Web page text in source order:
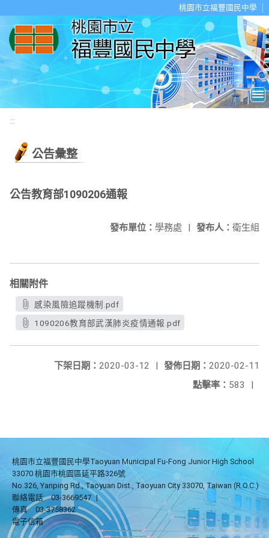
桃園市立福豐國民中學
:::
公告彙整
公告教育部1090206通報
發布人： 衛生組
發布單位： 學務處 |
相關附件
感染風險追蹤機制.pdf
1090206教育部武漢肺炎疫情通報.pdf
發佈日期： 2020-02-11
下架日期： 2020-03-12
|
點擊率： 583 |
桃園市立福豐國民中學Taoyuan Municipal Fu-Fong Junior High School
33070 桃園市桃園區延平路326號
No.326, Yanping Rd., Taoyuan Dist., Taoyuan City 33070, Taiwan (R.O.C.)
聯絡電話
03-3669547 |
傳真
03-3758362
電子信箱